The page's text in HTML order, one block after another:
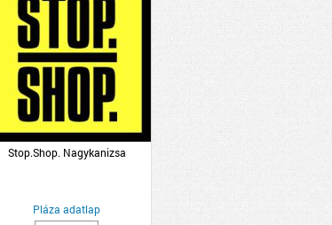
Stop.Shop. Nagykanizsa
Pláza adatlap